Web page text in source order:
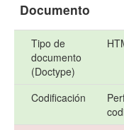
Documento
Tipo de
documento
(Doctype)
Codificación